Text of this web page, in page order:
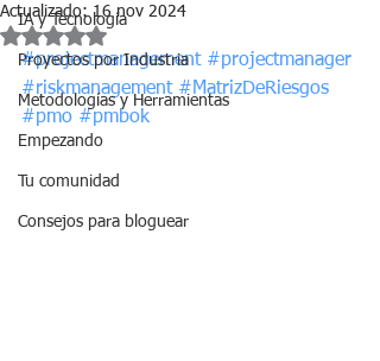
IA y Tecnología
Proyectos por Industria
Metodologías y Herramientas
Empezando
Tu comunidad
Consejos para bloguear
Actualizado: 16 nov 2024
Obtuvo NaN de 5 estrellas.
#projectmanagement #projectmanager
#riskmanagement #MatrizDeRiesgos
#pmo #pmbok